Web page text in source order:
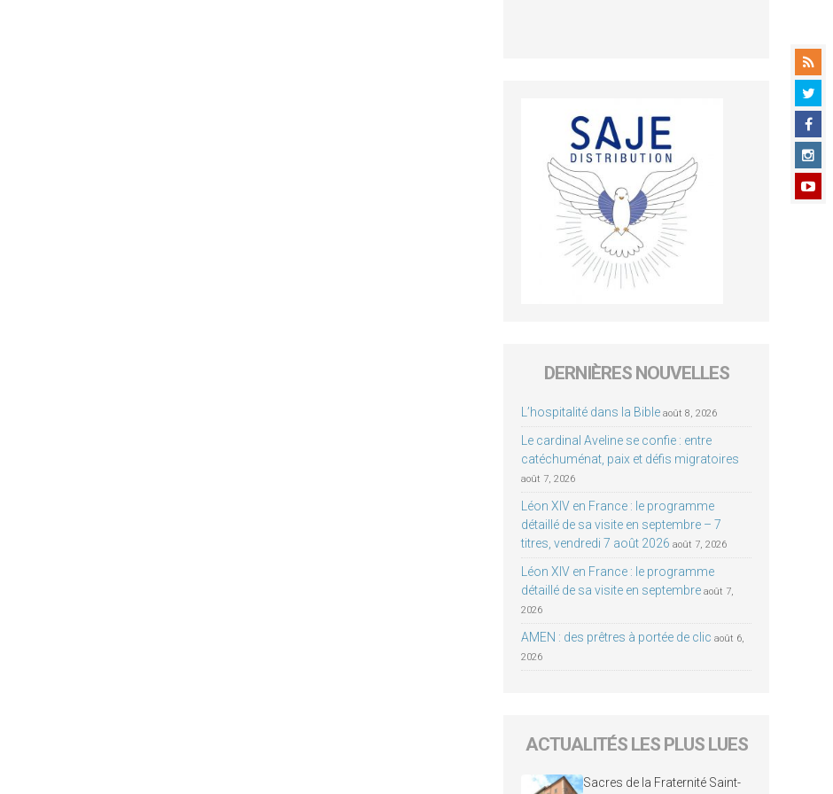
DERNIÈRES NOUVELLES
L’hospitalité dans la Bible août 8, 2026
Le cardinal Aveline se confie : entre
catéchuménat, paix et défis migratoires
août 7, 2026
Léon XIV en France : le programme
détaillé de sa visite en septembre – 7
titres, vendredi 7 août 2026 août 7, 2026
Léon XIV en France : le programme
détaillé de sa visite en septembre août 7,
2026
AMEN : des prêtres à portée de clic août 6,
2026
ACTUALITÉS LES PLUS LUES
Sacres de la Fraternité Saint-